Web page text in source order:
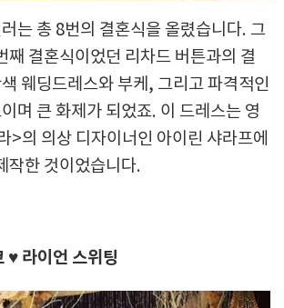
는 총 8번의 결혼식을 올렸습니다. 그
째 결혼식이었던 리차드 버튼과의 결
웨딩드레스와 부케, 그리고 파격적인
며 큰 화제가 되었죠. 이 드레스는 영
>의 의상 디자이너인 아이린 샤라프에
작한 것이었습니다.
♥ 라이언 스위팅